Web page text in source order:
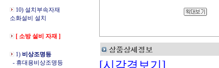
10) 설치부속자재
소화설비 설치
[ 소방 설비 자재 ]
1) 비상조명등
- 휴대용비상조명등
[시각경보기]